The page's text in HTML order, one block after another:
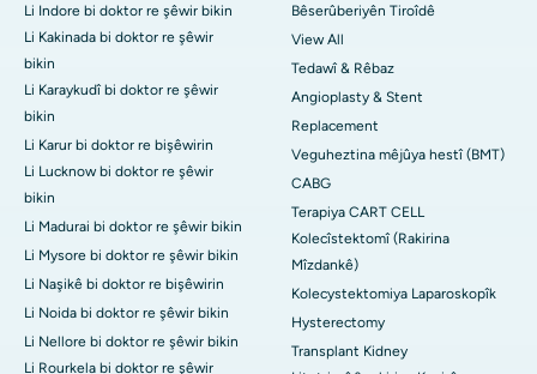
Li Indore bi doktor re şêwir bikin
Li Kakinada bi doktor re şêwir
bikin
Li Karaykudî bi doktor re şêwir
bikin
Li Karur bi doktor re bişêwirin
Li Lucknow bi doktor re şêwir
bikin
Li Madurai bi doktor re şêwir bikin
Li Mysore bi doktor re şêwir bikin
Li Naşikê bi doktor re bişêwirin
Li Noida bi doktor re şêwir bikin
Li Nellore bi doktor re şêwir bikin
Li Rourkela bi doktor re şêwir
Bêserûberiyên Tiroîdê
View All
Tedawî & Rêbaz
Angioplasty & Stent
Replacement
Veguheztina mêjûya hestî (BMT)
CABG
Terapiya CART CELL
Kolecîstektomî (Rakirina
Mîzdankê)
Kolecystektomiya Laparoskopîk
Hysterectomy
Transplant Kidney